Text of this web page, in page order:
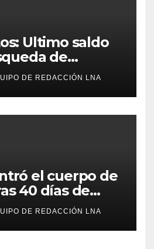
Ultimo saldo
de
entre los
DE REDACCIÓN LNA
el cuerpo de
40 días de
Tanaguarena
DE REDACCIÓN LNA